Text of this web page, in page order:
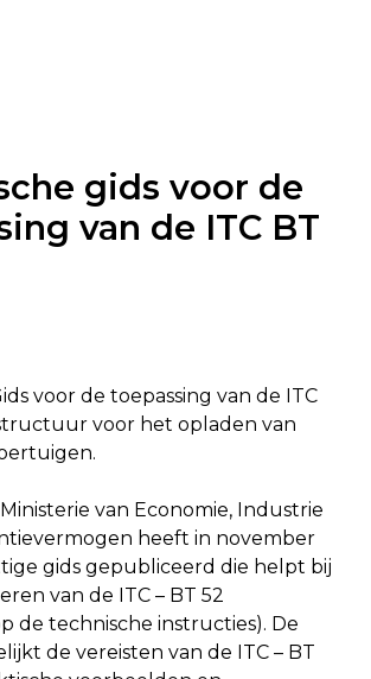
gids voor de
van de ITC BT
voor de toepassing van de ITC
voor het opladen van
van Economie, Industrie
heeft in november
gids gepubliceerd die helpt bij
van de ITC – BT 52
de technische instructies). De
de vereisten van de ITC – BT